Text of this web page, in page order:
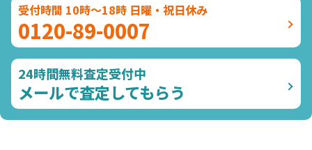
受付時間 10時～18時 日曜・祝日休み
0120-89-0007
24時間無料査定受付中
メールで査定してもらう